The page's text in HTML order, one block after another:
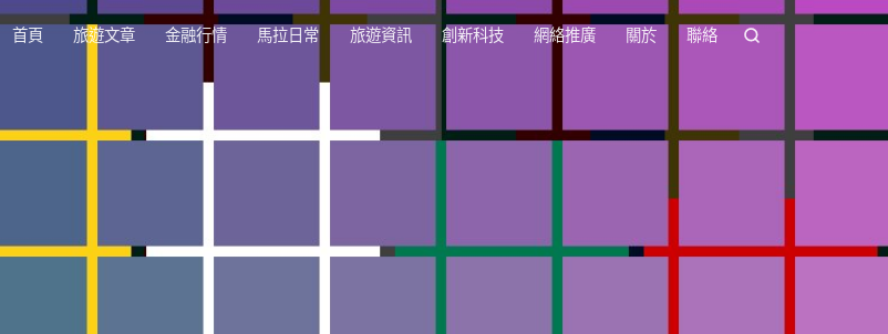
首頁 旅遊文章 金融行情 馬拉日常 旅遊資訊 創新科技 網絡推廣 關於 聯絡